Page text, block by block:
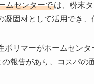
ムセンターでは、粉末
固材として活用でき、
リマーがホームセン
報告があり、コスパの